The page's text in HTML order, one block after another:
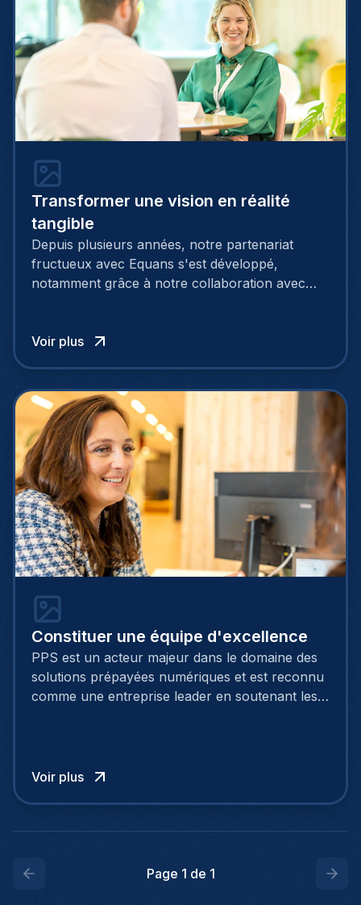
Transformer une vision en réalité
tangible
Depuis plusieurs années, notre partenariat
fructueux avec Equans s'est développé,
notamment grâce à notre collaboration avec
mission essentielle consiste à superviser les
Voir plus
Constituer une équipe d'excellence
PPS est un acteur majeur dans le domaine des
solutions prépayées numériques et est reconnu
comme une entreprise leader en soutenant les
blanchiment d’argent et de lutte contre le
Voir plus
Page 1 de 1